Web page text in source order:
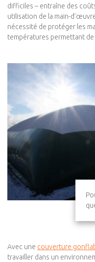
difficiles – entraîne des
utilisation de la main-
nécessité de protéger les
températures permettant de
Avec une couverture
travailler dans un